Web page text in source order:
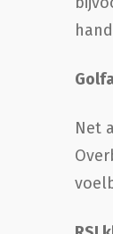
Net